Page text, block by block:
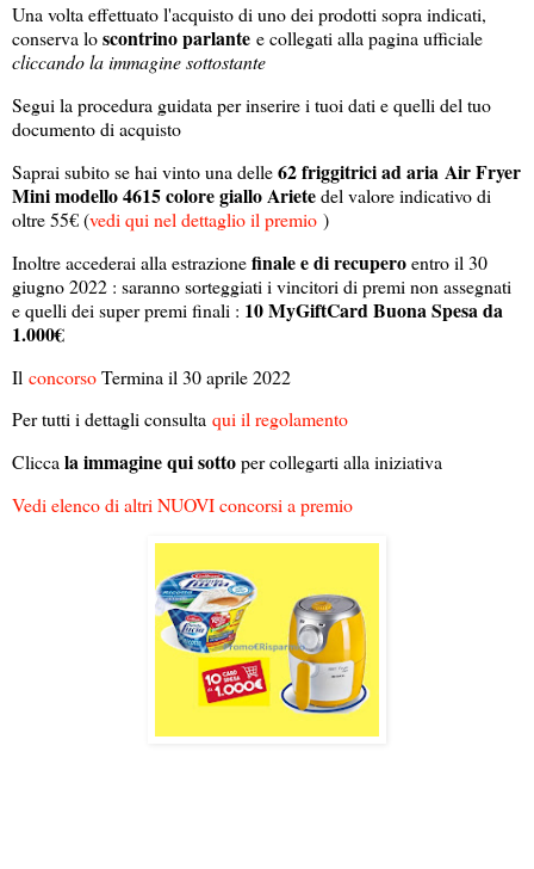
Una volta effettuato l'acquisto di uno dei prodotti sopra indicati,
conserva loscontrino parlante e collegati alla pagina ufficiale
cliccando la immagine sottostante
Segui la procedura guidata per inserire i tuoi dati e quelli del tuo
documento di acquisto
Saprai subito se hai vinto una delle62 friggitrici ad aria Air Fryer
Mini modello 4615 colore giallo Arietedel valore indicativo di
oltre 55€ (vedi qui nel dettaglio il premio )
Inoltre accederai alla estrazionefinale e di recuperoentro il 30
giugno 2022 : saranno sorteggiati i vincitori di premi non assegnati
e quelli dei super premi finali : 10 MyGiftCard Buona Spesa da
1.000€
Il concorsoTermina il 30 aprile 2022
Per tutti i dettagli consulta qui il regolamento
Cliccala immagine qui sottoper collegarti alla iniziativa
Vedi elenco di altri NUOVI concorsi a premio